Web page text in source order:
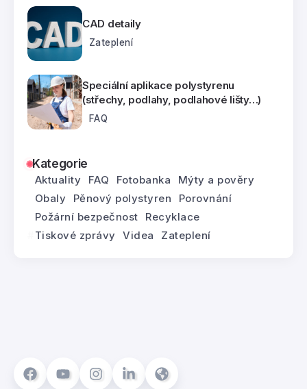
CAD detaily
Zateplení
Speciální aplikace polystyrenu
(střechy, podlahy, podlahové lišty…)
FAQ
Kategorie
Aktuality FAQ Fotobanka
Mýty a pověry
Obaly
Pěnový polystyren
Porovnání
Požární bezpečnost
Recyklace
Tiskové zprávy
Videa Zateplení